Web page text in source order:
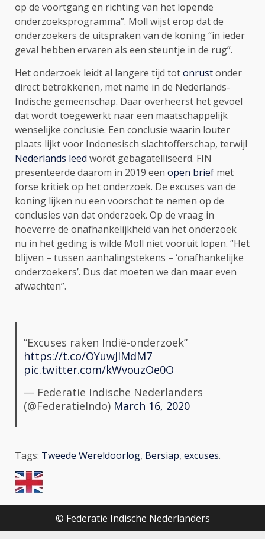
op de voortgang en richting van het lopende
onderzoeksprogramma”. Moll wijst erop dat de
onderzoekers de uitspraken van de koning “in ieder
geval hebben ervaren als een steuntje in de rug”.
Het onderzoek leidt al langere tijd totonrustonder
direct betrokkenen, met name in de Nederlands-
Indische gemeenschap. Daar overheerst het gevoel
dat wordt toegewerkt naar een maatschappelijk
wenselijke conclusie. Een conclusie waarin louter
plaats lijkt voor Indonesisch slachtofferschap, terwijl
Nederlands leed wordt gebagatelliseerd. FIN
presenteerde daarom in 2019 een open brief met
forse kritiek op het onderzoek. De excuses van de
koning lijken nu een voorschot te nemen op de
conclusies van dat onderzoek. Op de vraag in
hoeverre de onafhankelijkheid van het onderzoek
nu in het geding is wilde Moll niet vooruit lopen. “Het
blijven – tussen aanhalingstekens – ‘onafhankelijke
onderzoekers’. Dus dat moeten we dan maar even
afwachten”.
“Excuses raken Indië-onderzoek”
https://t.co/OYuwJlMdM7
pic.twitter.com/kWvouzOe0O
— Federatie Indische Nederlanders
(@FederatieIndo) March 16, 2020
Tags: Tweede Wereldoorlog, Bersiap, excuses.
© Federatie Indische Nederlanders